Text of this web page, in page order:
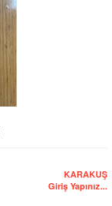
KARAKUŞ
Giriş Yapınız...